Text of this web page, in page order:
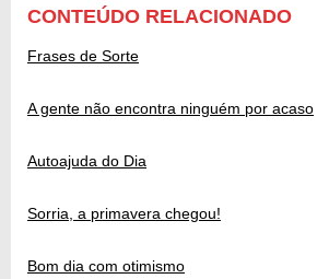
CONTEÚDO RELACIONADO
Frases de Sorte
A gente não encontra ninguém por acaso
Autoajuda do Dia
Sorria, a primavera chegou!
Bom dia com otimismo